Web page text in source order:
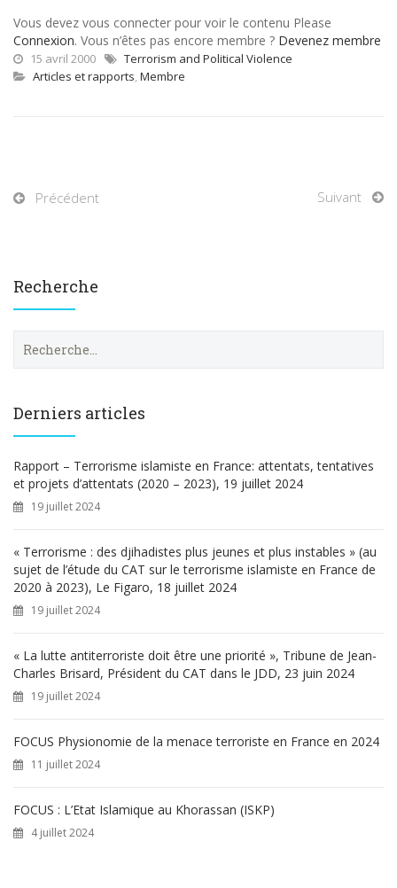
Vous devez vous connecter pour voir le contenu Please
Connexion. Vous n’êtes pas encore membre ? Devenez membre
15 avril 2000
Terrorism and Political Violence
Articles et rapports, Membre
Précédent Suivant
Recherche
e
h
e
r
Derniers articles
Rapport – Terrorisme islamiste en France: attentats, tentatives
et projets d’attentats (2020 – 2023), 19 juillet 2024
19 juillet 2024
« Terrorisme : des djihadistes plus jeunes et plus instables » (au
sujet de l’étude du CAT sur le terrorisme islamiste en France de
2020 à 2023), Le Figaro, 18 juillet 2024
19 juillet 2024
« La lutte antiterroriste doit être une priorité », Tribune de Jean-
Charles Brisard, Président du CAT dans le JDD, 23 juin 2024
19 juillet 2024
FOCUS Physionomie de la menace terroriste en France en 2024
11 juillet 2024
FOCUS : L’Etat Islamique au Khorassan (ISKP)
4 juillet 2024